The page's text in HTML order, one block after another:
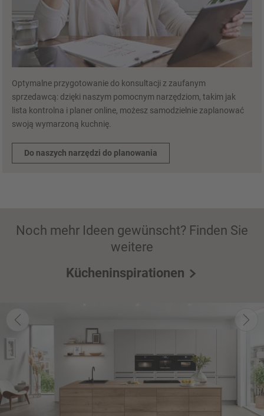
Optymalne przygotowanie do konsultacji z zaufanym
sprzedawcą: dzięki naszym pomocnym narzędziom, takim jak
lista kontrolna i planer online, możesz samodzielnie zaplanować
swoją wymarzoną kuchnię.
Do naszych narzędzi do planowania
Noch mehr Ideen gewünscht? Finden Sie
weitere
Kücheninspirationen